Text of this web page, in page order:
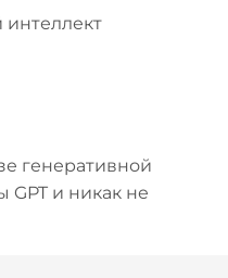
интеллект
генеративной
GPT и никак не